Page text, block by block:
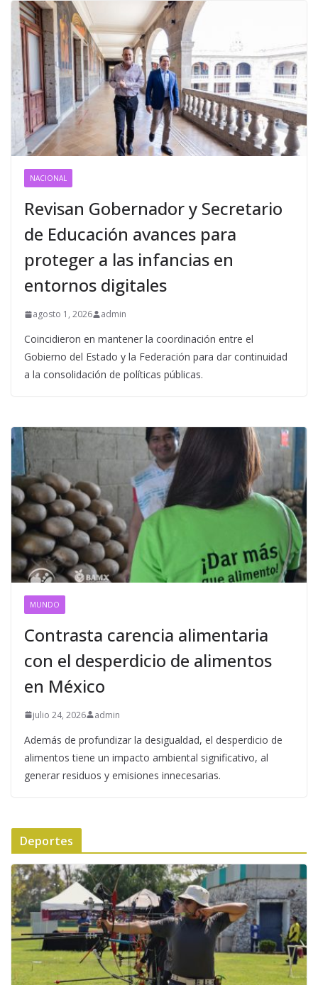
NACIONAL
Revisan Gobernador y Secretario
de Educación avances para
proteger a las infancias en
entornos digitales
agosto 1, 2026 admin
Coincidieron en mantener la coordinación entre el
Gobierno del Estado y la Federación para dar continuidad
a la consolidación de políticas públicas.
MUNDO
Contrasta carencia alimentaria
con el desperdicio de alimentos
en México
julio 24, 2026 admin
Además de profundizar la desigualdad, el desperdicio de
alimentos tiene un impacto ambiental significativo, al
generar residuos y emisiones innecesarias.
Deportes